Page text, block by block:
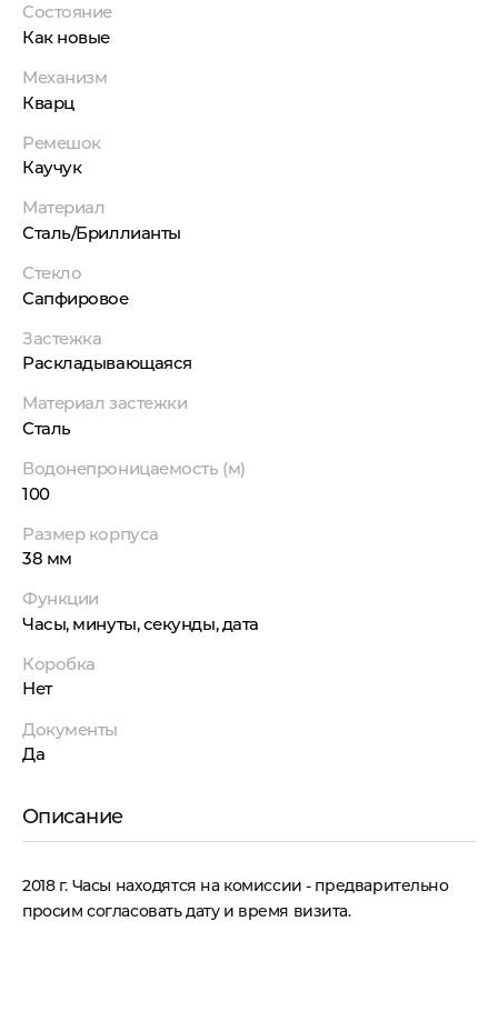
Состояние
Как новые
Механизм
Кварц
Ремешок
Каучук
Материал
Сталь/Бриллианты
Стекло
Сапфировое
Застежка
Раскладывающаяся
Материал застежки
Сталь
Водонепроницаемость (м)
100
Размер корпуса
38 мм
Функции
Часы, минуты, секунды, дата
Коробка
Нет
Документы
Да
Описание
2018 г. Часы находятся на комиссии - предварительно
просим согласовать дату и время визита.